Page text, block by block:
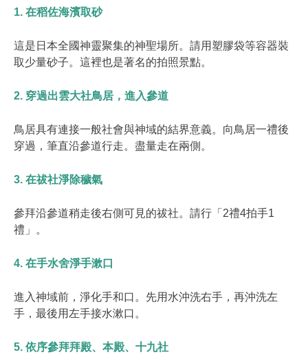
1. 在稻佐海濱取砂
這是日本全國神靈聚集的神聖場所。請用塑膠袋等容器裝
取少量砂子。這裡也是著名的拍照景點。
2. 穿過出雲大社鳥居，進入參道
鳥居具有連接一般社會與神域的結界意義。向鳥居一禮後
穿過，筆直沿參道行走。盡量走在兩側。
3. 在祓社淨除穢氣
參拜沿參道稍走後右側可見的祓社。請行「2禮4拍手1
禮」。
4. 在手水舍淨手漱口
進入神域前，淨化手和口。先用水沖洗右手，再沖洗左
手，最後用左手接水漱口。
5. 依序參拜拜殿、本殿、十九社